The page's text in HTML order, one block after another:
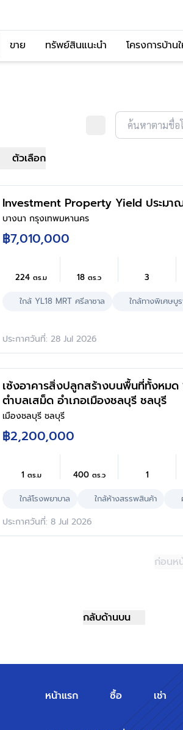
ขาย ทรัพย์สินแนะนำ โครงการบ้าน
ค้นหาตามชื่อ
ตัวเลือก
Investment Property Yield ประมา
บางนา กรุงเทพมหานคร
฿7,010,000
224ตร.ม 18ตร.ว 3
ใกล้ YL18 MRT ศรีลาซาล ใกล้ทางพิเศษบู
ประกาศวันที่: 28 Jul 2026
เซ้งอาคารสิ่งปลูกสร้างบนพื้นที่ทั้งหมด
ตำบลเสม็ด อำเภอเมืองชลบุรี ชลบุรี
เมืองชลบุรี ชลบุรี
฿2,200,000
1 ตร.ม 400 ตร.ว 1
ใกล้โรงพยาบาล ใกล้ห้างสรรพสินค้า
ประกาศวันที่: 8 Jul 2026
ก่อนห
กลับด้านบน
หน้าแรก ซื้อ เช่า